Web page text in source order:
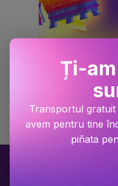
Ți-
Transportul
avem pentru tine
piñata